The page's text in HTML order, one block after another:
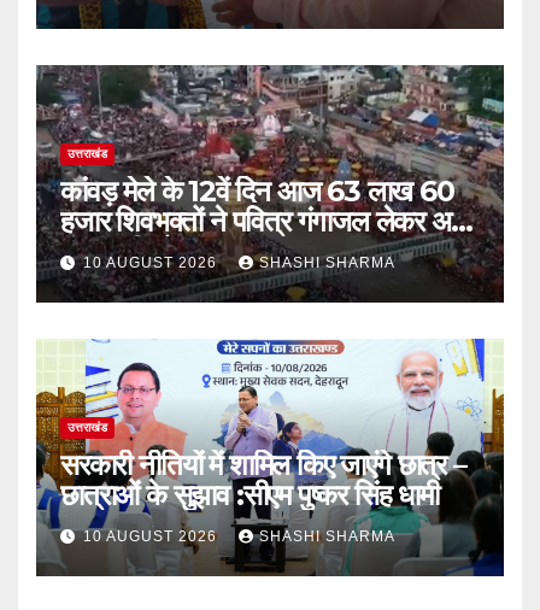
उत्तराखंड
कांवड़ मेले के 12वें दिन आज 63 लाख 60
हजार शिवभक्तों ने पवित्र गंगाजल लेकर अपने
गंतव्य की ओर हुए रवाना
10 AUGUST 2026 SHASHI SHARMA
उत्तराखंड
सरकारी नीतियों में शामिल किए जाएंगे छात्र –
छात्राओं के सुझाव :सीएम पुष्कर सिंह धामी
10 AUGUST 2026 SHASHI SHARMA